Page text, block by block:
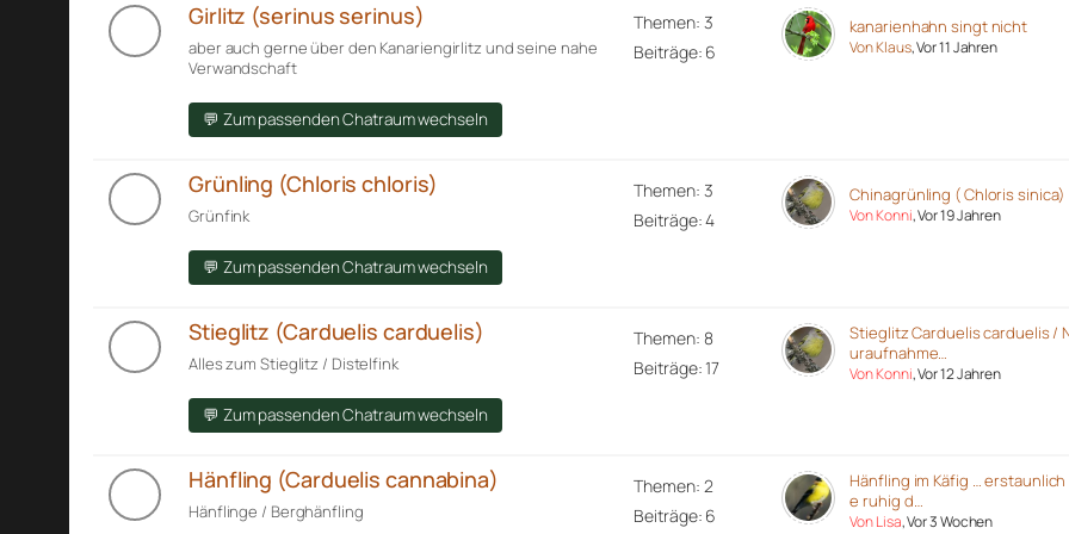
Girlitz (serinus serinus)
aber auch gerne über den Kanariengirlitz und seine nahe
Verwandschaft
💬 Zum passenden Chatraum wechseln
Themen: 3
Beiträge: 6
kanarienhahn singt nicht
Von Klaus, Vor 11 Jahren
Grünling (Chloris chloris)
Grünfink
💬 Zum passenden Chatraum wechseln
Themen: 3
Beiträge: 4
Chinagrünling ( Chloris sinica)
Von Konni, Vor 19 Jahren
Stieglitz (Carduelis carduelis)
Alles zum Stieglitz / Distelfink
💬 Zum passenden Chatraum wechseln
Themen: 8
Beiträge: 17
Stieglitz Carduelis carduelis /
uraufnahme…
Von Konni, Vor 12 Jahren
Hänfling (Carduelis cannabina)
Hänflinge / Berghänfling
Themen: 2
Beiträge: 6
Hänfling im Käfig … erstaunlich
e ruhig d…
Von Lisa, Vor 3 Wochen